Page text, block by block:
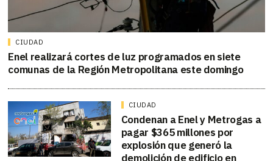
CIUDAD
Enel realizará cortes de luz programados en siete
comunas de la Región Metropolitana este domingo
CIUDAD
Condenan a Enel y Metrogas a
pagar $365 millones por
explosión que generó la
demolición de edificio en